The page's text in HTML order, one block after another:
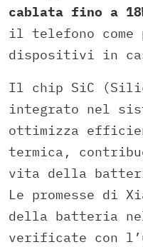
cablata fino a
il telefono come
dispositivi in
Il chip SiC
integrato nel
ottimizza
termica,
vita della
Le promesse di
della batteria nel
verificate con